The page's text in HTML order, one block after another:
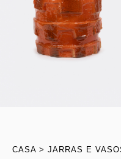
CASA JARRAS E